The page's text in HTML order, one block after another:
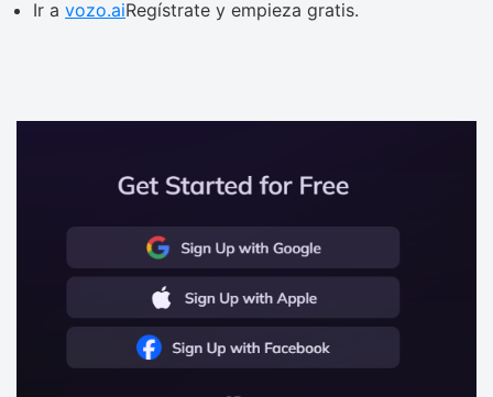
Ir a vozo.aiRegístrate y empieza gratis.